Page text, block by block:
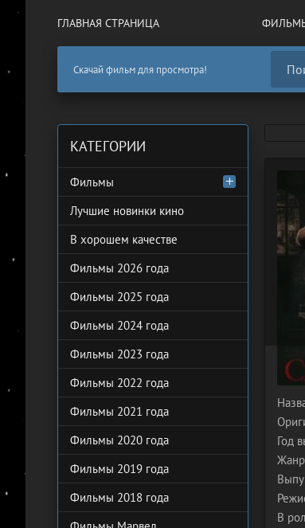
ГЛАВНАЯ СТРАНИЦА
Скачай фильм для просмотра!
Год
В
КАТЕГОРИИ
Фильмы
Лучшие новинки кино
В хорошем качестве
Фильмы 2026 года
Фильмы 2025 года
Фильмы 2024 года
Фильмы 2023 года
Фильмы 2022 года
Фильмы 2021 года
Фильмы 2020 года
Фильмы 2019 года
Фильмы 2018 года